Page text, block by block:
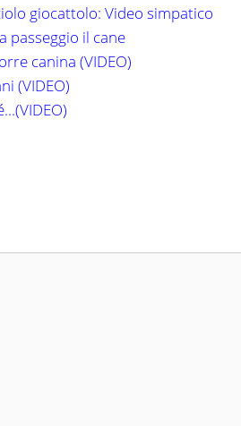
giocattolo: Video simpatico
passeggio il cane
canina (VIDEO)
(VIDEO)